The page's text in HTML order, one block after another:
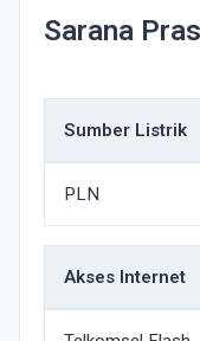
Sarana
Sumber Listrik
PLN
Akses Internet